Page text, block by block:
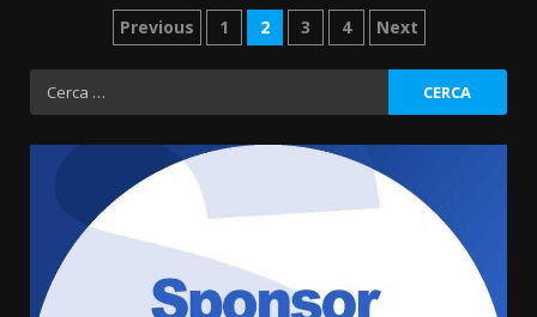
Paginazione
degli
articoli
Previous 1 2 3 4 Next
Ricerca
per: